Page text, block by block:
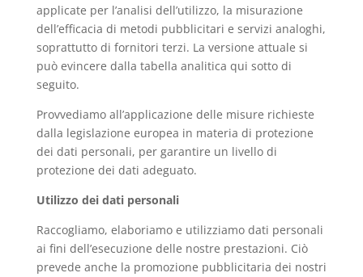
applicate per l’analisi dell’utilizzo, la misurazione
dell’efficacia di metodi pubblicitari e servizi analoghi,
soprattutto di fornitori terzi. La versione attuale si
può evincere dalla tabella analitica qui sotto di
seguito.
Provvediamo all’applicazione delle misure richieste
dalla legislazione europea in materia di protezione
dei dati personali, per garantire un livello di
protezione dei dati adeguato.
Utilizzo dei dati personali
Raccogliamo, elaboriamo e utilizziamo dati personali
ai fini dell’esecuzione delle nostre prestazioni. Ciò
prevede anche la promozione pubblicitaria dei nostri